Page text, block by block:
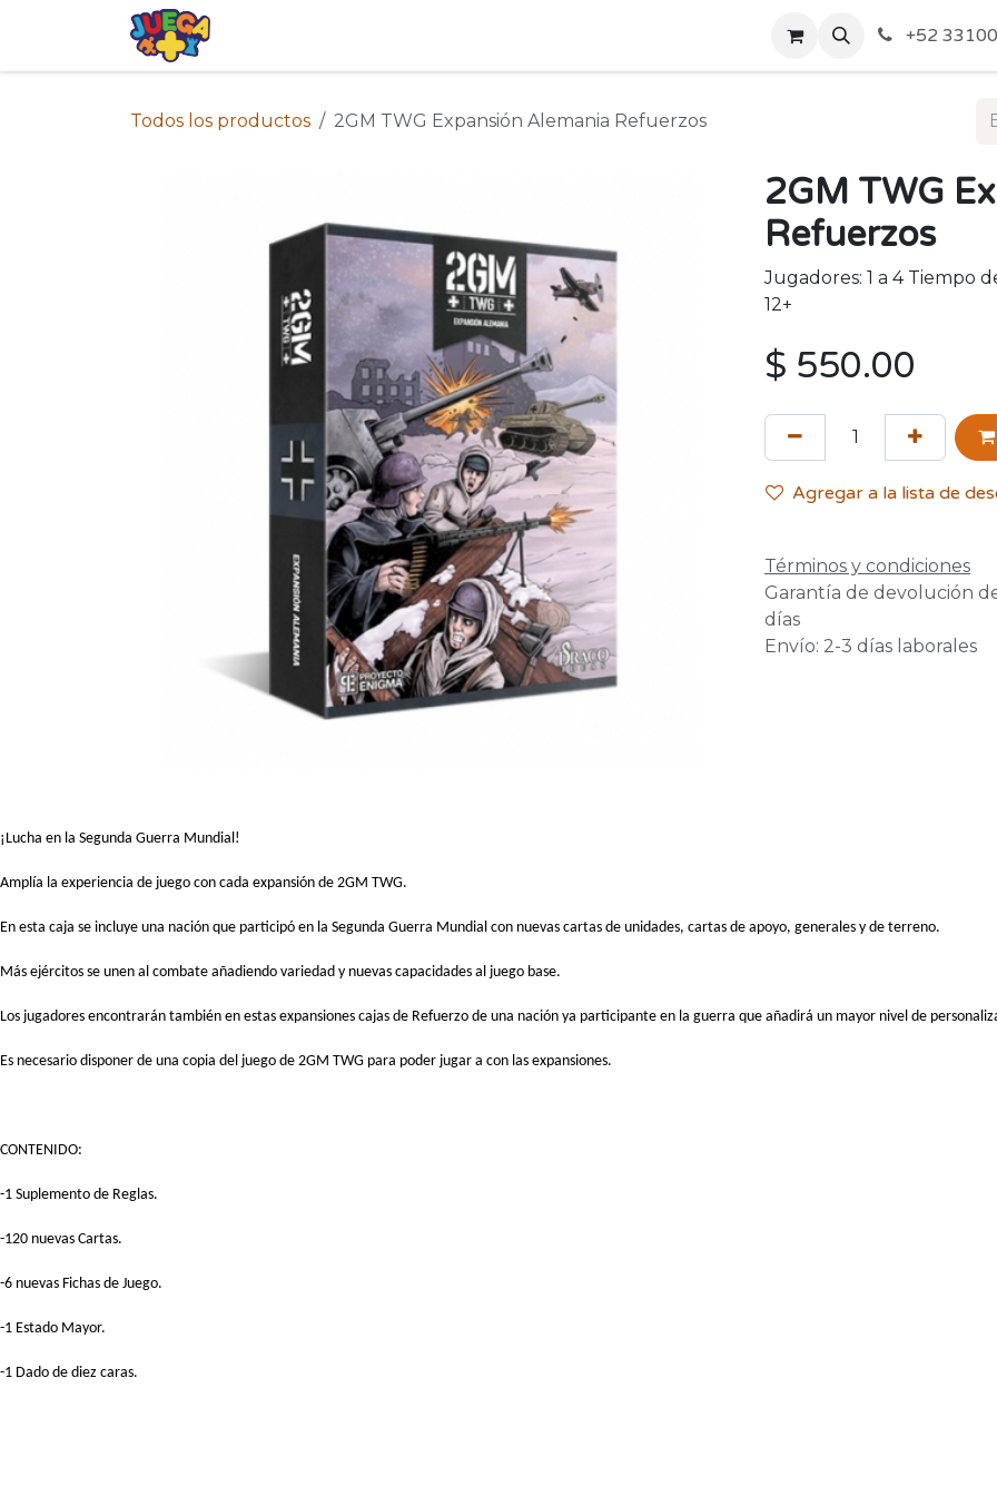
Acerca de Nosotros Politicas de Envío y
+52
Todos los productos 2GM TWG Expansión Alemania Refuerzos
2GM TWG
Refuerzos
Jugadores: 1 a 4 Tiempo
12+
$ 550.00
Agregar a la lista de
Términos y condiciones
Garantía de devolución
días
Envío: 2-3 días laborales
¡Lucha en la Segunda Guerra Mundial!
Amplía la experiencia de juego con cada expansión de 2GM TWG.
En esta caja se incluye una nación que participó en la Segunda Guerra Mundial con nuevas cartas de unidades, cartas de apoyo, generales y de terreno.
Más ejércitos se unen al combate añadiendo variedad y nuevas capacidades al juego base.
Los jugadores encontrarán también en estas expansiones cajas de Refuerzo de una nación ya participante en la guerra que añadirá un mayor nivel de
Es necesario disponer de una copia del juego de 2GM TWG para poder jugar a con las expansiones.
CONTENIDO:
-1 Suplemento de Reglas.
-120 nuevas Cartas.
-6 nuevas Fichas de Juego.
-1 Estado Mayor.
-1 Dado de diez caras.